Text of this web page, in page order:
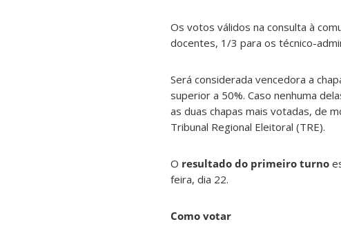
Os votos válidos na consulta à
docentes, 1/3 para os técnico-
Será considerada vencedora a
superior a 50%. Caso nenhuma
as duas chapas mais votadas, de
Tribunal Regional Eleitoral (TRE).
O resultado do primeiro turno
feira, dia 22.
Como votar